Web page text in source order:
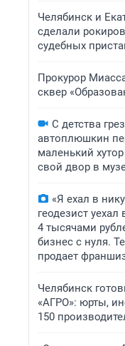
Челябинск и
сделали
судебных
Прокурор
сквер
С детства
автоплюшкин
маленький
свой двор в
«Я ехал в
геодезист уехал
4 тысячами
бизнес с нуля.
продает
Челябинск
«АГРО»: юрты,
150